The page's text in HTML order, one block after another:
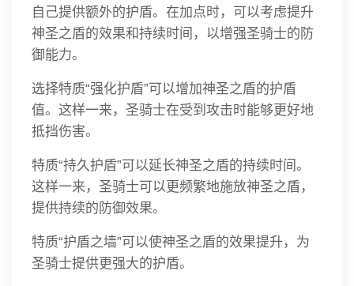
自己提供额外的护盾。在加点时，可以考虑提升
神圣之盾的效果和持续时间，以增强圣骑士的防
御能力。
选择特质“强化护盾”可以增加神圣之盾的护盾
值。这样一来，圣骑士在受到攻击时能够更好地
抵挡伤害。
特质“持久护盾”可以延长神圣之盾的持续时间。
这样一来，圣骑士可以更频繁地施放神圣之盾，
提供持续的防御效果。
特质“护盾之墙”可以使神圣之盾的效果提升，为
圣骑士提供更强大的护盾。